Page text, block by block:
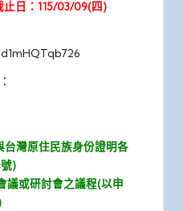
止日：115/03/09(四)
台灣原住民族身份證明各
)
議或研討會之議程(以申